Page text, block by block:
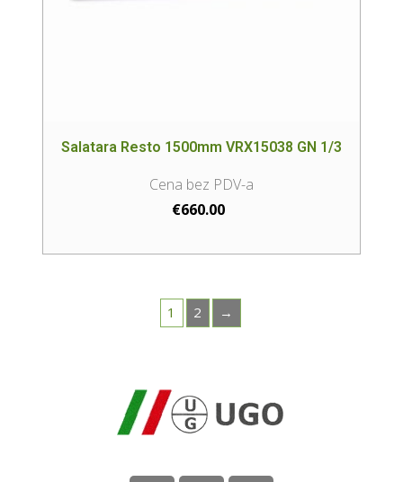
Salatara Resto 1500mm VRX15038 GN 1/3
€660.00
1 2 →